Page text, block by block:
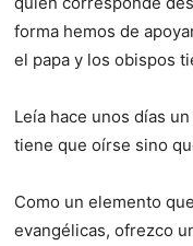
forma hemos de
el papa y los obispos
Leía hace unos días
tiene que oírse sino
Como un elemento
evangélicas, ofrezco